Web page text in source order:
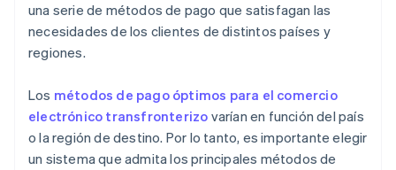
una serie de métodos de pago que satisfagan las
necesidades de los clientes de distintos países y
regiones.
Los métodos de pago óptimos para el comercio
electrónico transfronterizo varían en función del país
o la región de destino. Por lo tanto, es importante elegir
un sistema que admita los principales métodos de